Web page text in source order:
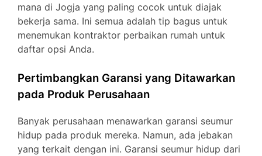
mana di Jogja yang paling cocok untuk diajak
bekerja sama. Ini semua adalah tip bagus untuk
menemukan kontraktor perbaikan rumah untuk
daftar opsi Anda.
Pertimbangkan Garansi yang Ditawarkan
pada Produk Perusahaan
Banyak perusahaan menawarkan garansi seumur
hidup pada produk mereka. Namun, ada jebakan
yang terkait dengan ini. Garansi seumur hidup dari